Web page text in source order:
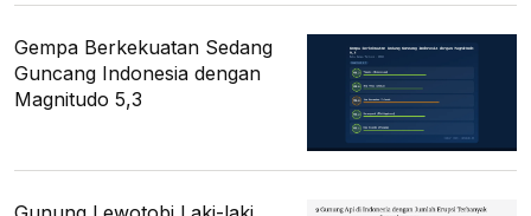
Gempa Berkekuatan Sedang
Guncang Indonesia dengan
Magnitudo 5,3